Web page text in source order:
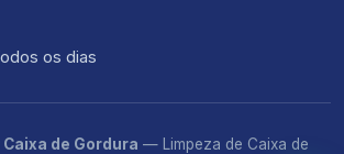
os dias
Caixa de Gordura — Limpeza de Caixa de